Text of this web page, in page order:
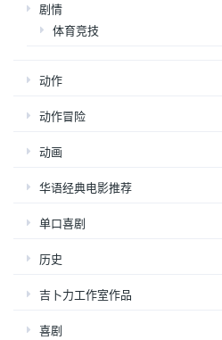
剧情
体育竞技
动作
动作冒险
动画
华语经典电影推荐
单口喜剧
历史
吉卜力工作室作品
喜剧